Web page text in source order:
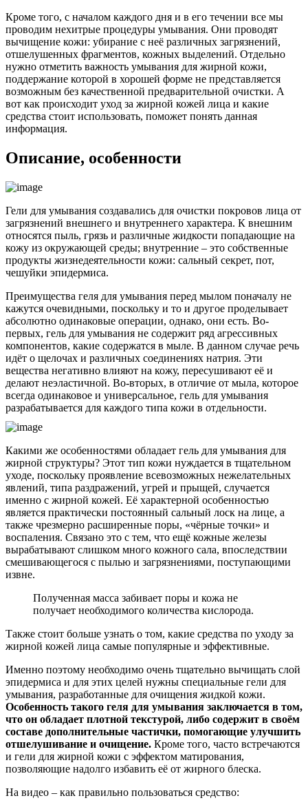
Кроме того, с началом каждого дня и в его течении все мы
проводим нехитрые процедуры умывания. Они проводят
вычищение кожи: убирание с неё различных загрязнений,
отшелушенных фрагментов, кожных выделений. Отдельно
нужно отметить важность умывания для жирной кожи,
поддержание которой в хорошей форме не представляется
возможным без качественной предварительной очистки. А
вот как происходит уход за жирной кожей лица и какие
средства стоит использовать, поможет понять данная
информация.
Описание, особенности
Гели для умывания создавались для очистки покровов лица от
загрязнений внешнего и внутреннего характера. К внешним
относятся пыль, грязь и различные жидкости попадающие на
кожу из окружающей среды; внутренние – это собственные
продукты жизнедеятельности кожи: сальный секрет, пот,
чешуйки эпидермиса.
Преимущества геля для умывания перед мылом поначалу не
кажутся очевидными, поскольку и то и другое проделывает
абсолютно одинаковые операции, однако, они есть. Во-
первых, гель для умывания не содержит ряд агрессивных
компонентов, какие содержатся в мыле. В данном случае речь
идёт о щелочах и различных соединениях натрия. Эти
вещества негативно влияют на кожу, пересушивают её и
делают неэластичной. Во-вторых, в отличие от мыла, которое
всегда одинаковое и универсальное, гель для умывания
разрабатывается для каждого типа кожи в отдельности.
Какими же особенностями обладает гель для умывания для
жирной структуры? Этот тип кожи нуждается в тщательном
уходе, поскольку проявление всевозможных нежелательных
явлений, типа раздражений, угрей и прыщей, случается
именно с жирной кожей. Её характерной особенностью
является практически постоянный сальный лоск на лице, а
также чрезмерно расширенные поры, «чёрные точки» и
воспаления. Связано это с тем, что ещё кожные железы
вырабатывают слишком много кожного сала, впоследствии
смешивающегося с пылью и загрязнениями, поступающими
извне.
Полученная масса забивает поры и кожа не
получает необходимого количества кислорода.
Также стоит больше узнать о том, какие средства по уходу за
жирной кожей лица самые популярные и эффективные.
Именно поэтому необходимо очень тщательно вычищать слой
эпидермиса и для этих целей нужны специальные гели для
умывания, разработанные для очищения жидкой кожи.
Особенность такого геля для умывания заключается в том,
что он обладает плотной текстурой, либо содержит в своём
составе дополнительные частички, помогающие улучшить
отшелушивание и очищение. Кроме того, часто встречаются
и гели для жирной кожи с эффектом матирования,
позволяющие надолго избавить её от жирного блеска.
На видео – как правильно пользоваться средство: